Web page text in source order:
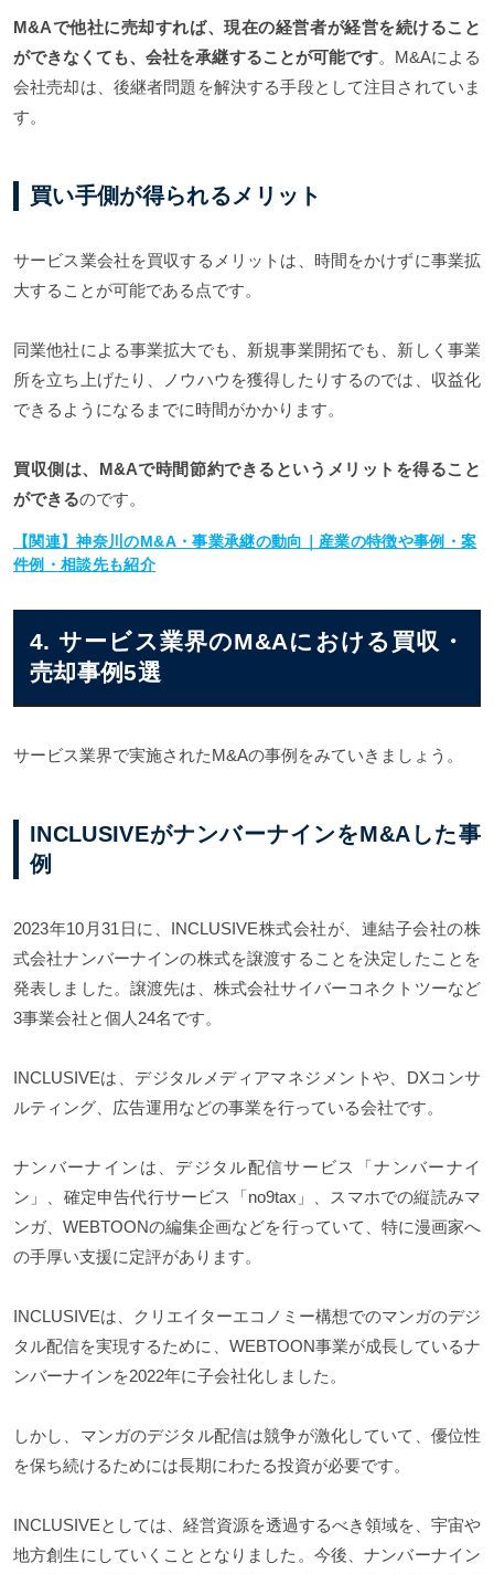
M&Aで他社に売却すれば、現在の経営者が経営を続けること
ができなくても、会社を承継することが可能です。M&Aによる
会社売却は、後継者問題を解決する手段として注目されていま
す。
買い手側が得られるメリット
サービス業会社を買収するメリットは、時間をかけずに事業拡
大することが可能である点です。
同業他社による事業拡大でも、新規事業開拓でも、新しく事業
所を立ち上げたり、ノウハウを獲得したりするのでは、収益化
できるようになるまでに時間がかかります。
買収側は、M&Aで時間節約できるというメリットを得ること
ができるのです。
【関連】神奈川のM&A・事業承継の動向｜産業の特徴や事例・案
件例・相談先も紹介
4. サービス業界のM&Aにおける買収・
売却事例5選
サービス業界で実施されたM&Aの事例をみていきましょう。
INCLUSIVEがナンバーナインをM&Aした事
例
2023年10月31日に、INCLUSIVE株式会社が、連結子会社の株
式会社ナンバーナインの株式を譲渡することを決定したことを
発表しました。譲渡先は、株式会社サイバーコネクトツーなど
3事業会社と個人24名です。
INCLUSIVEは、デジタルメディアマネジメントや、DXコンサ
ルティング、広告運用などの事業を行っている会社です。
ナンバーナインは、デジタル配信サービス「ナンバーナイ
ン」、確定申告代行サービス「no9tax」、スマホでの縦読みマ
ンガ、WEBTOONの編集企画などを行っていて、特に漫画家へ
の手厚い支援に定評があります。
INCLUSIVEは、クリエイターエコノミー構想でのマンガのデジ
タル配信を実現するために、WEBTOON事業が成長しているナ
ンバーナインを2022年に子会社化しました。
しかし、マンガのデジタル配信は競争が激化していて、優位性
を保ち続けるためには長期にわたる投資が必要です。
INCLUSIVEとしては、経営資源を透過するべき領域を、宇宙や
地方創生にしていくこととなりました。今後、ナンバーナイン